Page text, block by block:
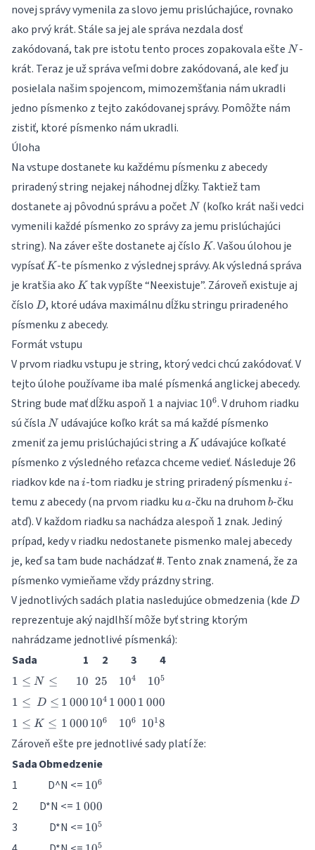
novej správy vymenila za slovo jemu prislúchajúce, rovnako
ako prvý krát. Stále sa jej ale správa nezdala dosť
zakódovaná, tak pre istotu tento proces zopakovala ešte N
N -
krát. Teraz je už správa veľmi dobre zakódovaná, ale keď ju
posielala našim spojencom, mimozemšťania nám ukradli
jedno písmenko z tejto zakódovanej správy. Pomôžte nám
zistiť, ktoré písmenko nám ukradli.
Úloha
Na vstupe dostanete ku každému písmenku z abecedy
priradený string nejakej náhodnej dĺžky. Taktiež tam
dostanete aj pôvodnú správu a počet N
N (koľko krát naši vedci
vymenili každé písmenko zo správy za jemu prislúchajúci
string). Na záver ešte dostanete aj číslo K
K. Vašou úlohou je
vypísať K
K-te písmenko z výslednej správy. Ak výsledná správa
je kratšia ako K
K tak vypíšte “Neexistuje”. Zároveň existuje aj
číslo D
D, ktoré udáva maximálnu dĺžku stringu priradeného
písmenku z abecedy.
Formát vstupu
V prvom riadku vstupu je string, ktorý vedci chcú zakódovať. V
tejto úlohe používame iba malé písmenká anglickej abecedy.
String bude mať dĺžku aspoň 1
1 a najviac 10^6
106. V druhom riadku
sú čísla N
N udávajúce koľko krát sa má každé písmenko
zmeniť za jemu prislúchajúci string a K
K udávajúce koľkaté
písmenko z výsledného reťazca chceme vedieť. Následuje 26
26
riadkov kde na i
i-tom riadku je string priradený písmenku i
i-
temu z abecedy (na prvom riadku ku a
a-čku na druhom b
b-čku
atď). V každom riadku sa nachádza alespoň 1 znak. Jediný
prípad, kedy v riadku nedostanete pismenko malej abecedy
je, keď sa tam bude nachádzať #. Tento znak znamená, že za
písmenko vymieňame vždy prázdny string.
V jednotlivých sadách platia nasledujúce obmedzenia (kde D
D
reprezentuje aký najdlhší môže byť string ktorým
nahrádzame jednotlivé písmenká):
Sada
1 2 3 4
1
N
\leq
1 ≤ N ≤ 10
10 25
25 10^4
104 10^5
105
1
\ D
\leq
1 ≤ D ≤ 1\,000
1 000 10^4
104 1\,000
1 000 1\,000
1 000
1
K
\leq
1 ≤ K ≤ 1\,000
1 000 10^6
106 10^6
106 10^18
1018
Zároveň ešte pre jednotlivé sady platí že:
SadaObmedzenie
1
D^N <= 10^6
106
2 D*N <= 1\,000
1 000
3 D*N <= 10^5
105
10^5
5